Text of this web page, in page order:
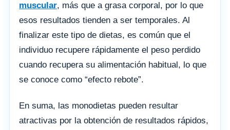
muscular, más que a grasa corporal, por lo que
esos resultados tienden a ser temporales. Al
finalizar este tipo de dietas, es común que el
individuo recupere rápidamente el peso perdido
cuando recupera su alimentación habitual, lo que
se conoce como “efecto rebote”.
En suma, las monodietas pueden resultar
atractivas por la obtención de resultados rápidos,